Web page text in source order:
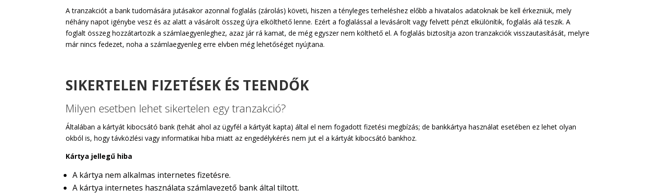
A tranzakciót a bank tudomására jutásakor azonnal foglalás (zárolás) követi, hiszen a tényleges terheléshez előbb a hivatalos adatoknak be kell érkezniük, mely
néhány napot igénybe vesz és az alatt a vásárolt összeg újra elkölthető lenne. Ezért a foglalással a levásárolt vagy felvett pénzt elkülönítik, foglalás alá teszik. A
foglalt összeg hozzátartozik a számlaegyenleghez, azaz jár rá kamat, de még egyszer nem költhető el. A foglalás biztosítja azon tranzakciók visszautasítását, melyre
már nincs fedezet, noha a számlaegyenleg erre elvben még lehetőséget nyújtana.
SIKERTELEN FIZETÉSEK ÉS TEENDŐK
Milyen esetben lehet sikertelen egy tranzakció?
Általában a kártyát kibocsátó bank (tehát ahol az ügyfél a kártyát kapta) által el nem fogadott fizetési megbízás; de bankkártya használat esetében ez lehet olyan
okból is, hogy távközlési vagy informatikai hiba miatt az engedélykérés nem jut el a kártyát kibocsátó bankhoz.
Kártya jellegű hiba
A kártya nem alkalmas internetes fizetésre.
A kártya internetes használata számlavezető bank által tiltott.